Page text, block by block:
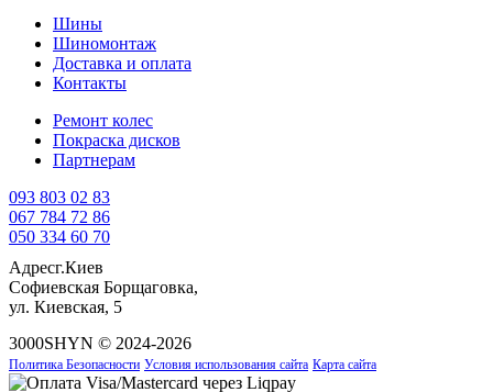
Шины
Шиномонтаж
Доставка и оплата
Контакты
Ремонт колес
Покраска дисков
Партнерам
093 803 02 83
067 784 72 86
050 334 60 70
Адресг.Киев
Софиевская Борщаговка,
ул. Киевская, 5
3000SHYN © 2024-2026
Политика Безопасности Условия использования сайта Карта сайта